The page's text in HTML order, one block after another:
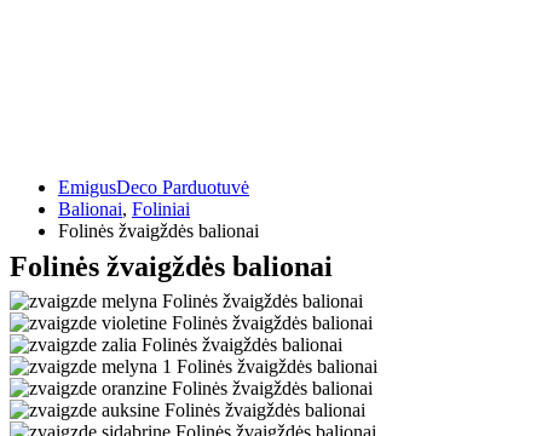
EmigusDeco Parduotuvė
Balionai, Foliniai
Folinės žvaigždės balionai
Folinės žvaigždės balionai